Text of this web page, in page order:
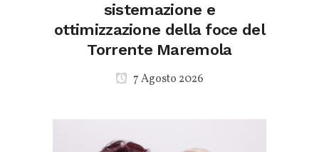
sistemazione e
ottimizzazione della foce del
Torrente Maremola
7 Agosto 2026